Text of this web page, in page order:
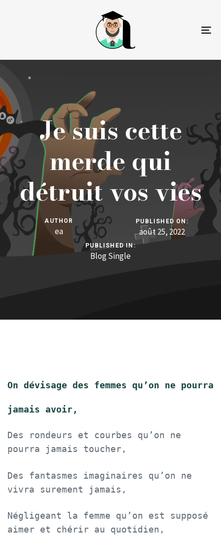
Je suis cette
merde qui
détruit vos vies
AUTHOR
ea
PUBLISHED ON:
août 25, 2022
PUBLISHED IN:
Blog Single
On dévisage des femmes qu’on ne pourra
jamais avoir,
Des rondeurs et courbes qu’on ne
pourra jamais toucher,
Des fantasmes imaginaires qu’on ne
vivra surement jamais,
Négligeant la femme qu’on est supposé
aimer et chérir au quotidien,